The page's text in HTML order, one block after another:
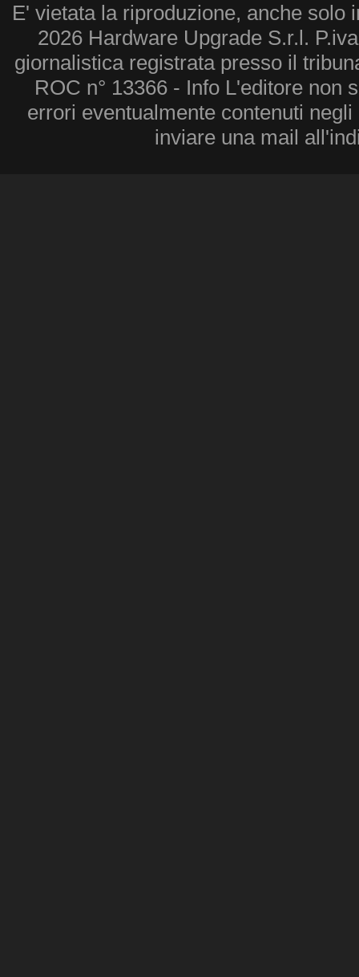
E' vietata la riproduzione, anche solo
2026 Hardware Upgrade S.r.l.
giornalistica registrata presso il
ROC n° 13366 - Info L'editore non
errori eventualmente contenuti
inviare una mail